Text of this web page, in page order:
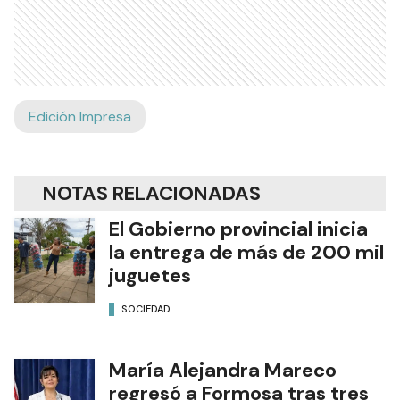
Edición Impresa
NOTAS RELACIONADAS
El Gobierno provincial inicia
la entrega de más de 200 mil
juguetes
SOCIEDAD
María Alejandra Mareco
regresó a Formosa tras tres